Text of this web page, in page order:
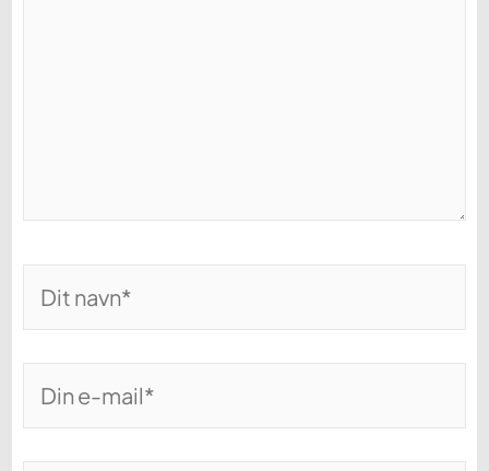
navn*
e-
mail*